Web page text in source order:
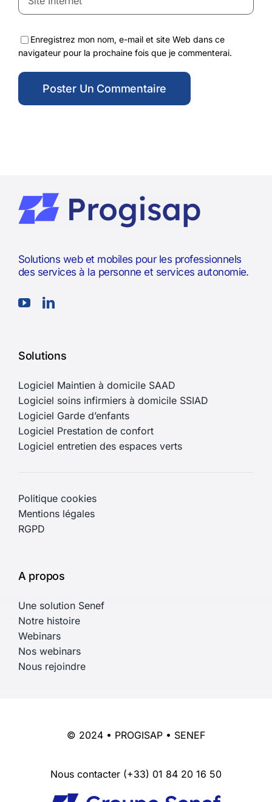
Enregistrez mon nom, e-mail et site Web dans ce
navigateur pour la prochaine fois que je commenterai.
Solutions web et mobiles pour les professionnels
des services à la personne et services autonomie.
Solutions
Logiciel Maintien à domicile SAAD
Logiciel soins infirmiers à domicile SSIAD
Logiciel Garde d’enfants
Logiciel Prestation de confort
Logiciel entretien des espaces verts
Politique cookies
Mentions légales
RGPD
A propos
Une solution Senef
Notre histoire
Webinars
Nos webinars
Nous rejoindre
© 2024 • PROGISAP • SENEF
Nous contacter (+33) 01 84 20 16 50